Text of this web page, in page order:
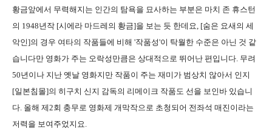
황금앞에서 무력해지는 인간의 탐욕을 묘사하는 부분은 마치 존 휴스턴
의 1948년작 [시에라 마드레의 황금]을 보는 듯 한데요, [숨은 요새의 세
악인]의 경우 여타의 작품들에 비해 '작품성'이 탁월한 수준은 아닌 것 같
습니다만 영화가 주는 오락성만큼은 상대적으로 뛰어난 편입니다. 무려
50년이나 지난 옛날 영화지만 작품이 주는 재미가 범상치 않아서 인지
[일본침몰]의 히구치 신지 감독의 리메이크 작품도 선을 보인바 있습니
다. 올해 제2회 충무로 영화제 개막작으로 초청되어 전좌석 매진이라는
저력을 보여주었지요.